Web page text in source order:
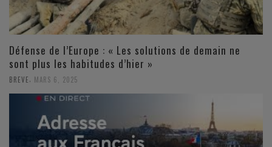
Défense de l’Europe : « Les solutions de demain ne
sont plus les habitudes d’hier »
BREVE MARS 6, 2025